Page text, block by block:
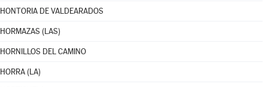
HONTORIA DE VALDEARADOS
HORMAZAS (LAS)
HORNILLOS DEL CAMINO
HORRA (LA)